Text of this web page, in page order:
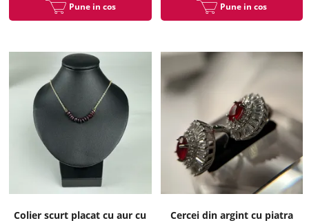
Pune in cos Pune in cos
Colier scurt placat cu aur cu
Cercei din argint cu piatra